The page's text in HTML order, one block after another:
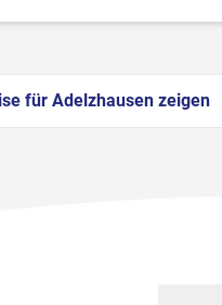
für Adelzhausen zeigen